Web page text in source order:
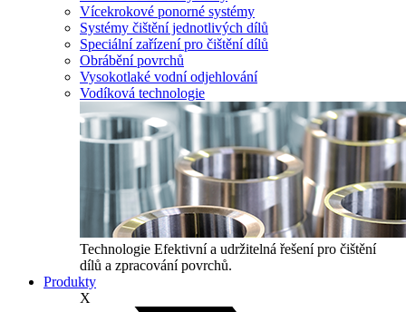
Vícekrokové ponorné systémy
Systémy čištění jednotlivých dílů
Speciální zařízení pro čištění dílů
Obrábění povrchů
Vysokotlaké vodní odjehlování
Vodíková technologie
Technologie Efektivní a udržitelná řešení pro čištění
dílů a zpracování povrchů.
Produkty
X